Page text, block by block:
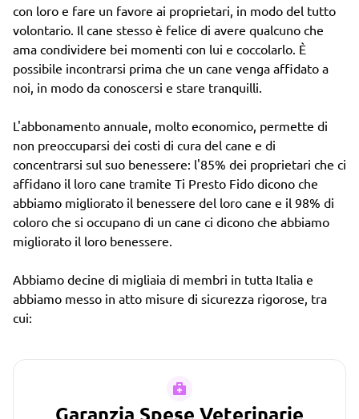
con loro e fare un favore ai proprietari, in modo del tutto
volontario. Il cane stesso è felice di avere qualcuno che
ama condividere bei momenti con lui e coccolarlo. È
possibile incontrarsi prima che un cane venga affidato a
noi, in modo da conoscersi e stare tranquilli.
L'abbonamento annuale, molto economico, permette di
non preoccuparsi dei costi di cura del cane e di
concentrarsi sul suo benessere: l'85% dei proprietari che ci
affidano il loro cane tramite Ti Presto Fido dicono che
abbiamo migliorato il benessere del loro cane e il 98% di
coloro che si occupano di un cane ci dicono che abbiamo
migliorato il loro benessere.
Abbiamo decine di migliaia di membri in tutta Italia e
abbiamo messo in atto misure di sicurezza rigorose, tra
cui:
Garanzia Spese Veterinarie